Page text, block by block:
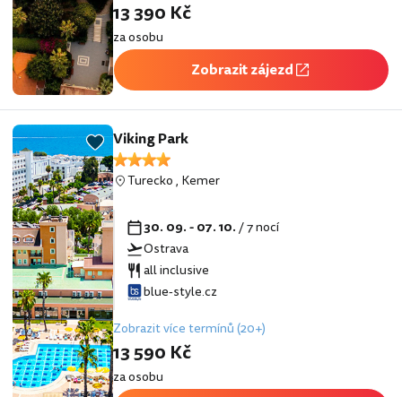
13 390 Kč
za osobu
Zobrazit zájezd
Viking Park
Turecko, Kemer
30. 09. - 07. 10./ 7 nocí
Ostrava
all inclusive
blue-style.cz
Zobrazit více termínů (20+)
13 590 Kč
za osobu